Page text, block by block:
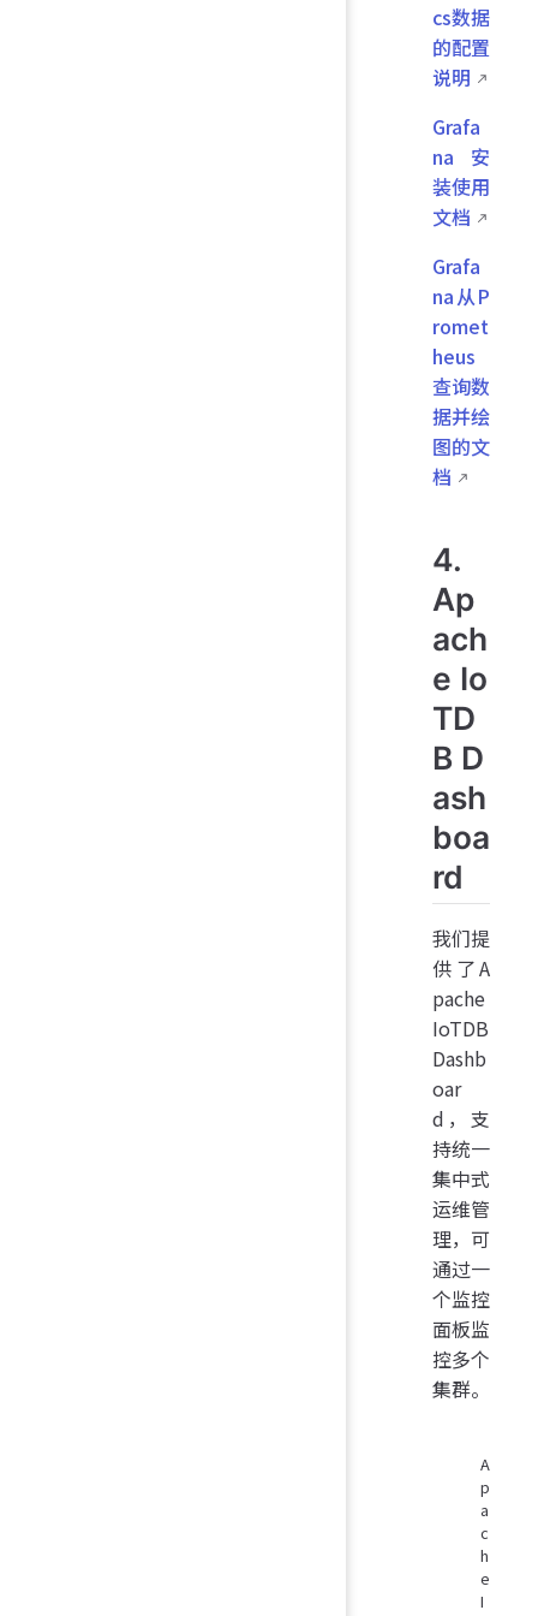
cs数据
的配置
说明
Grafa
na安
装使用
文档
Grafa
na从P
romet
heus
查询数
据并绘
图的文
档
4.
Ap
ach
e Io
TD
B D
ash
boa
rd
我们提
供了A
pache
IoTDB
Dashb
oar
d，支
持统一
集中式
运维管
理，可
通过一
个监控
面板监
控多个
集群。
A
p
a
c
h
e
I